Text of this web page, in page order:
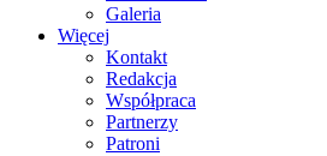
Galeria
Więcej
Kontakt
Redakcja
Współpraca
Partnerzy
Patroni